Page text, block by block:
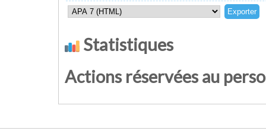
Statistiques
Actions réservées au